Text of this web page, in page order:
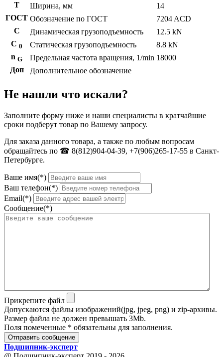
T
Ширина, мм
14
ГОСТ Обозначение по ГОСТ
7204 ACD
C
Динамическая грузоподъемность
12.5 kN
С 0 Статическая грузоподъемность
8.8 kN
n G Предельная частота вращения, 1/min 18000
Доп
Дополнительное обозначение
Не нашли что искали?
Заполните форму ниже и наши специалисты в кратчайшие
сроки подберут товар по Вашему запросу.
Для заказа данного товара, а также по любым вопросам
обращайтесь по ☎ 8(812)904-04-39, +7(906)265-17-55 в Санкт-
Петербурге.
Ваше имя(*)
Ваш телефон(*)
Email(*)
Сообщение(*)
Прикрепите файл
Допускаются файлы изображений(jpg, jpeg, png) и zip-архивы.
Размер файла не должен превышать 3Mb.
Поля помеченные * обязательны для заполнения.
Отправить сообщение
Подшипник-эксперт